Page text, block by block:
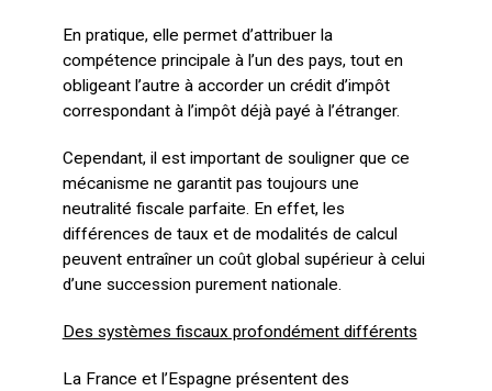
En pratique, elle permet d’attribuer la
compétence principale à l’un des pays, tout en
obligeant l’autre à accorder un crédit d’impôt
correspondant à l’impôt déjà payé à l’étranger.
Cependant, il est important de souligner que ce
mécanisme ne garantit pas toujours une
neutralité fiscale parfaite. En effet, les
différences de taux et de modalités de calcul
peuvent entraîner un coût global supérieur à celui
d’une succession purement nationale.
Des systèmes fiscaux profondément différents
La France et l’Espagne présentent des